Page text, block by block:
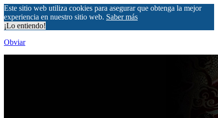
Este sitio web utiliza cookies para asegurar que obtenga la mejor
experiencia en nuestro sitio web. Saber más
¡Lo entiendo!
Obviar